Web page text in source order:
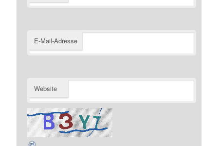
E-Mail-Adresse
Website